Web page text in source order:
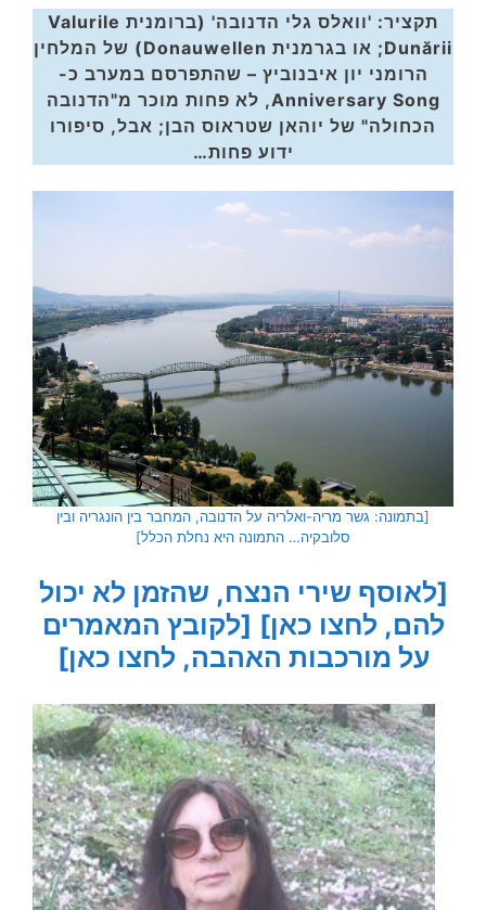
תקציר: 'וואלס גלי הדנובה' (ברומנית Valurile
Dunării; או בגרמנית Donauwellen) של המלחין
הרומני יון איבנוביץ – שהתפרסם במערב כ-
Anniversary Song, לא פחות מוכר מ"הדנובה
הכחולה" של יוהאן שטראוס הבן; אבל, סיפורו
ידוע פחות…
[בתמונה: גשר מריה-ואלריה על הדנובה, המחבר בין הונגריה ובין
סלובקיה… התמונה היא נחלת הכלל]
[לאוסף שירי הנצח, שהזמן לא יכול
להם, לחצו כאן] [לקובץ המאמרים
על מורכבות האהבה, לחצו כאן]